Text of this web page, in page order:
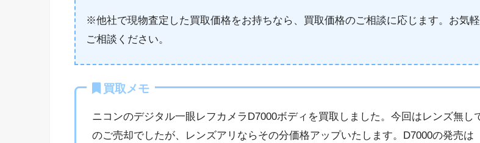
※他社で現物査定した買取価格をお持ちなら、買取価格のご相談に応じます。お気
ご相談ください。
買取メモ
ニコンのデジタル一眼レフカメラD7000ボディを買取しました。今回はレンズ無し
のご売却でしたが、レンズアリならその分価格アップいたします。D7000の発売は